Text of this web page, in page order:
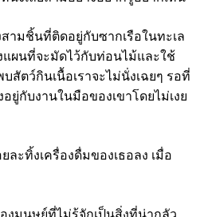
ามชิ้นที่ติดอยู่กับซากเรือในทะเล
ผนที่จะมัดไว้กับท่อนไม้และใช้
สัตว์กินเนื้อเราจะไม่นั่งเฉยๆ รอที่
อยู่กับงานในมือของเขาโดยไม่เงย
ะทิ้งเครื่องดื่มของเธอลง เมื่อ
งมนุษย์ที่ไม่รู้จักเป็นสิ่งที่น่ากลัว